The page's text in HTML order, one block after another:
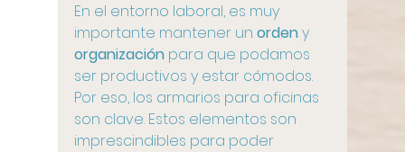
En el entorno laboral, es muy
importante mantener un orden y
organización para que podamos
ser productivos y estar cómodos.
Por eso, los armarios para oficinas
son clave. Estos elementos son
imprescindibles para poder